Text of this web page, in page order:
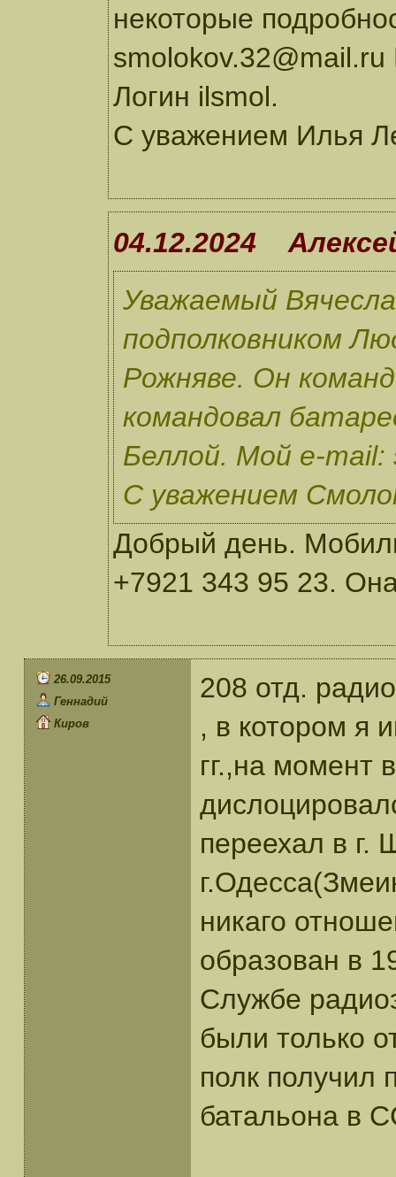
некоторые
smolokov.32@mail.ru
Логин ilsmol.
С уважением Илья
04.12.2024
Уважаемый
подполковником
Рожняве. Он
командовал
Беллой. Мой e-mail:
С уважением
Добрый день.
+7921 343 95 23.
26.09.2015
Геннадий
Киров
208 отд.
, в котором я
гг.,на момент
переехал в г.
никаго
образован в
Службе
были только
полк получил
батальона в